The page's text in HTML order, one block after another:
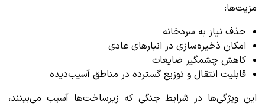
مزیت‌ها:
حذف نیاز به سردخانه
امکان ذخیره‌سازی در انبارهای عادی
کاهش چشمگیر ضایعات
قابلیت انتقال و توزیع گسترده در مناطق آسیب‌دیده
این ویژگی‌ها در شرایط جنگی که زیرساخت‌ها آسیب می‌بینند،